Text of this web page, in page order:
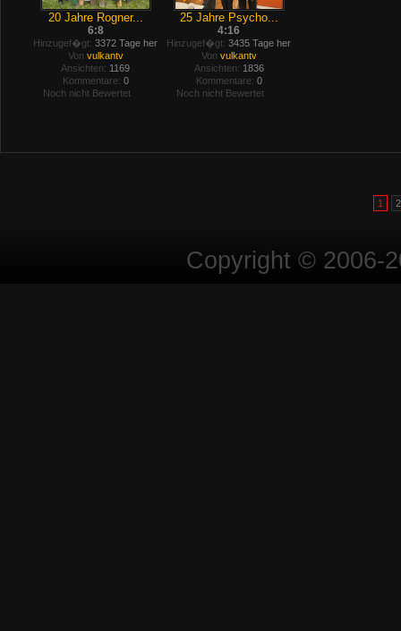
20 Jahre Rogner...
6:8
Hinzugef�gt: 3372 Tage her
Von vulkantv
Ansichten: 1169
Kommentare: 0
Noch nicht Bewertet
25 Jahre Psycho...
4:16
Hinzugef�gt: 3435 Tage her
Von vulkantv
Ansichten: 1836
Kommentare: 0
Noch nicht Bewertet
1 2
Copyright © 2006-